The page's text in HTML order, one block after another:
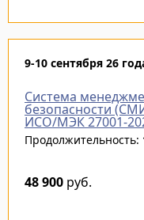
9-10 сентября 26
Система
безопасности
ИСО/МЭК 27001-
Продолжительность:
48 900 руб.